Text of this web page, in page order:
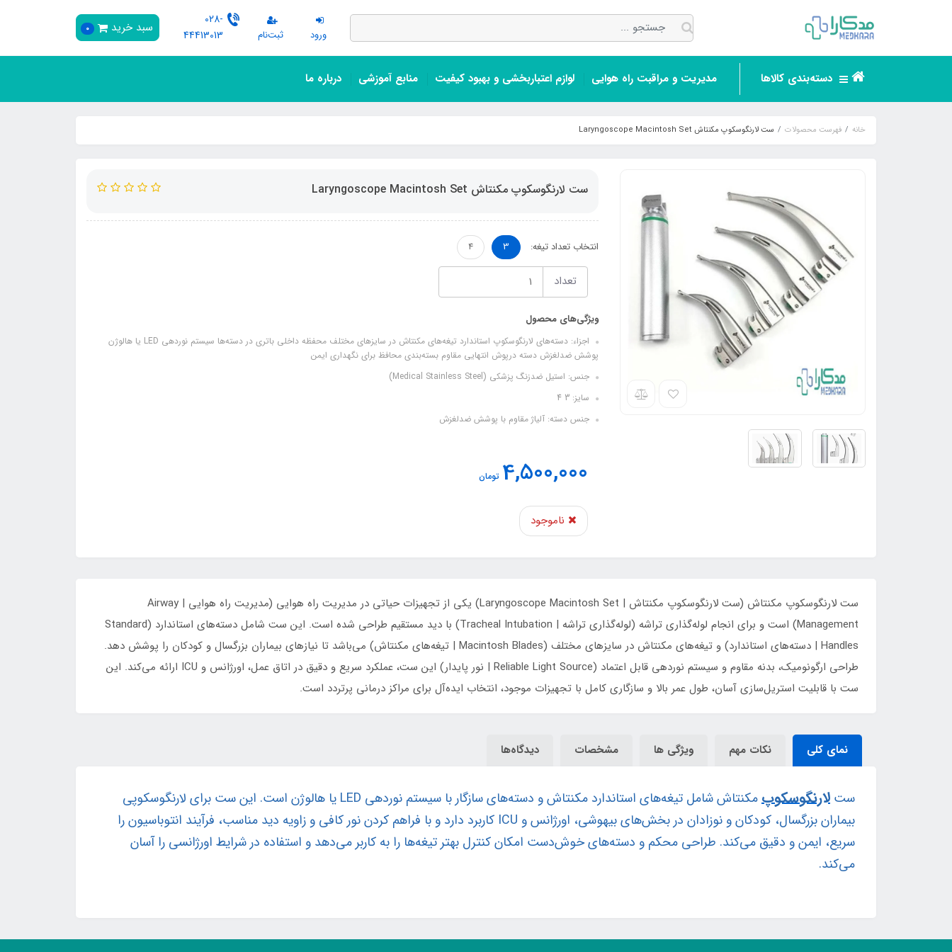
ورود ثبت‌نام
028-
44413013
سبد خرید 0
دسته‌بندی کالاها مدیریت و مراقبت راه هوایی لوازم اعتباربخشی و بهبود کیفیت منابع آموزشی درباره ما
خانه فهرست محصولات ست لارنگوسکوپ مکنتاش Laryngoscope Macintosh Set
ست لارنگوسکوپ مکنتاش Laryngoscope Macintosh Set
انتخاب تعداد تیغه: 3
4
تعداد
ویژگی‌های محصول
اجزاء: دسته‌های لارنگوسکوپ استاندارد تیغه‌های مکنتاش در سایزهای مختلف محفظه داخلی باتری در دسته‌ها سیستم نوردهی LED یا هالوژن
پوشش ضدلغزش دسته درپوش انتهایی مقاوم بسته‌بندی محافظ برای نگهداری ایمن
جنس: استیل ضدزنگ پزشکی (Medical Stainless Steel)
سایز: 3 4
جنس دسته: آلیاژ مقاوم با پوشش ضدلغزش
4,500,000 تومان
ناموجود
ست لارنگوسکوپ مکنتاش (ست لارنگوسکوپ مکنتاش | Laryngoscope Macintosh Set) یکی از تجهیزات حیاتی در مدیریت راه هوایی (مدیریت راه هوایی | Airway
Management) است و برای انجام لوله‌گذاری تراشه (لوله‌گذاری تراشه | Tracheal Intubation) با دید مستقیم طراحی شده است. این ست شامل دسته‌های استاندارد (Standard
Handles | دسته‌های استاندارد) و تیغه‌های مکنتاش در سایزهای مختلف (Macintosh Blades | تیغه‌های مکنتاش) می‌باشد تا نیازهای بیماران بزرگسال و کودکان را پوشش دهد.
طراحی ارگونومیک، بدنه مقاوم و سیستم نوردهی قابل اعتماد (Reliable Light Source | نور پایدار) این ست، عملکرد سریع و دقیق در اتاق عمل، اورژانس و ICU ارائه می‌کند. این
ست با قابلیت استریل‌سازی آسان، طول عمر بالا و سازگاری کامل با تجهیزات موجود، انتخاب ایده‌آل برای مراکز درمانی پرتردد است.
نمای کلی نکات مهم ویژگی ها مشخصات دیدگاه‌ها
ست لارنگوسکوپ
مکنتاش شامل تیغه‌های استاندارد مکنتاش و دسته‌های سازگار با سیستم نوردهی LED یا هالوژن است. این ست برای لارنگوسکوپی
بیماران بزرگسال، کودکان و نوزادان در بخش‌های بیهوشی، اورژانس و ICU کاربرد دارد و با فراهم کردن نور کافی و زاویه دید مناسب، فرآیند انتوباسیون را
سریع، ایمن و دقیق می‌کند. طراحی محکم و دسته‌های خوش‌دست امکان کنترل بهتر تیغه‌ها را به کاربر می‌دهد و استفاده در شرایط اورژانسی را آسان
می‌کند.